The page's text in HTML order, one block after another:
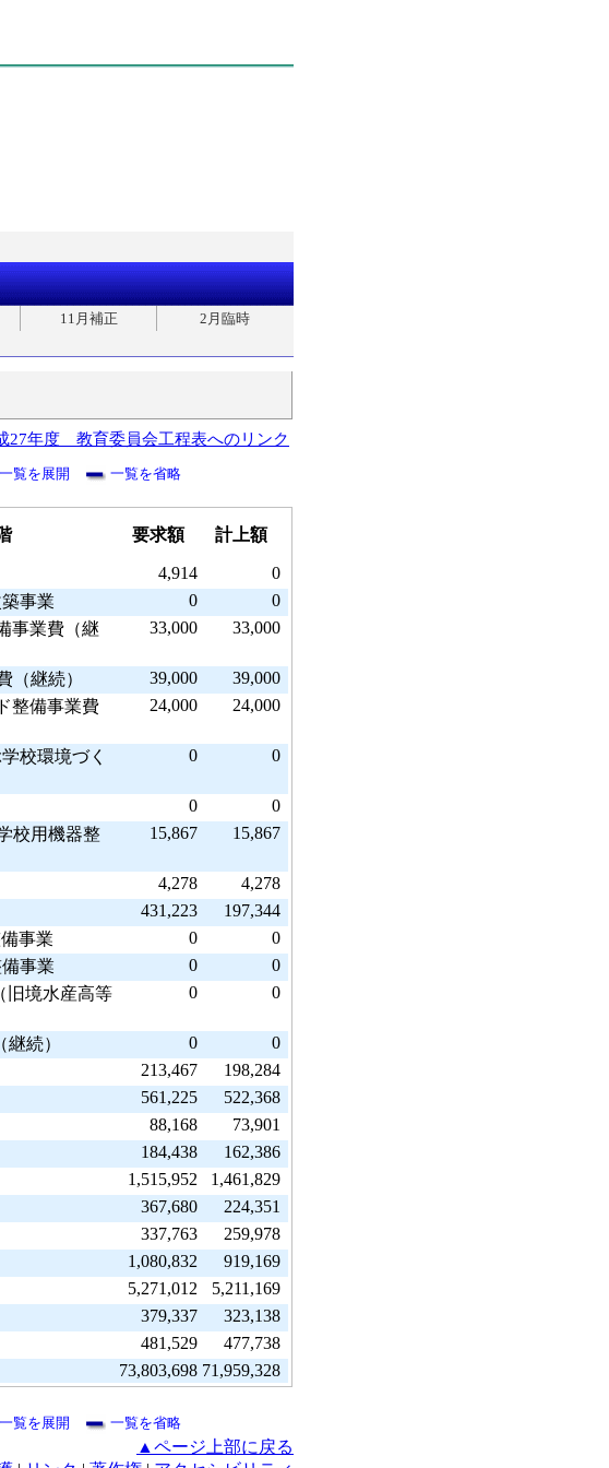
11月補正
2月臨時
27年度 教育委員会工程表へのリンク
一覧を展開 一覧を省略
要求額 計上額
4,914
0
事業
0
0
事業費（継
33,000 33,000
（継続） 39,000
39,000
整備事業費
24,000 24,000
校環境づく
0 0
0
0
校用機器整
15,867 15,867
4,278
4,278
431,223
197,344
事業
0
0
備事業
0
0
旧境水産高等
0 0
続） 0
0
213,467
198,284
561,225
522,368
88,168
73,901
184,438
162,386
1,515,952
1,461,829
367,680
224,351
337,763
259,978
1,080,832
919,169
5,271,012
5,211,169
379,337
323,138
481,529
477,738
73,803,698 71,959,328
一覧を展開 一覧を省略
▲ページ上部に戻る